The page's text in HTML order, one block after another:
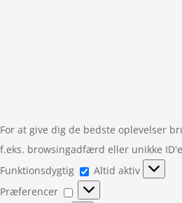
For at give dig de bedste oplevelser
f.eks. browsingadfærd eller unikke
Funktionsdygtig
Funktionsdygtig
Altid aktiv
Præferencer
Præferencer